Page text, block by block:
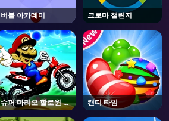
버블 아카데미 크로마 챌린지
슈퍼 마리오 할로윈 휠
리
캔디 타임